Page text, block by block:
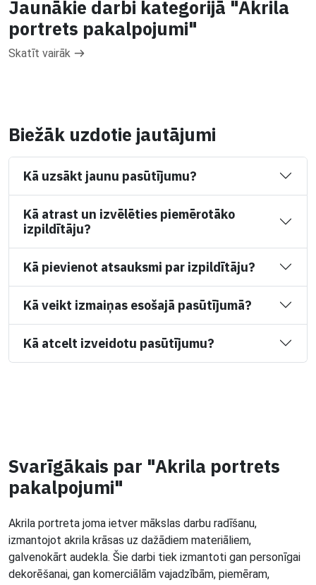
Jaunākie darbi kategorijā "Akrila
portrets pakalpojumi"
Skatīt vairāk
Biežāk uzdotie jautājumi
Kā uzsākt jaunu pasūtījumu?
Kā atrast un izvēlēties piemērotāko
izpildītāju?
Kā pievienot atsauksmi par izpildītāju?
Kā veikt izmaiņas esošajā pasūtījumā?
Kā atcelt izveidotu pasūtījumu?
Svarīgākais par "Akrila portrets
pakalpojumi"
Akrila portreta joma ietver mākslas darbu radīšanu,
izmantojot akrila krāsas uz dažādiem materiāliem,
galvenokārt audekla. Šie darbi tiek izmantoti gan personīgai
dekorēšanai, gan komerciālām vajadzībām, piemēram,